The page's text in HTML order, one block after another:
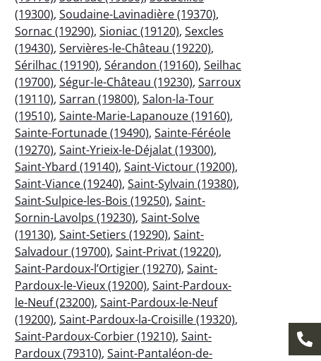
(19300), Soudaine-Lavinadière (19370),
Sornac (19290), Sioniac (19120), Sexcles
(19430), Servières-le-Château (19220),
Sérilhac (19190), Sérandon (19160), Seilhac
(19700), Ségur-le-Château (19230), Sarroux
(19110), Sarran (19800), Salon-la-Tour
(19510), Sainte-Marie-Lapanouze (19160),
Sainte-Fortunade (19490), Sainte-Féréole
(19270), Saint-Yrieix-le-Déjalat (19300),
Saint-Ybard (19140), Saint-Victour (19200),
Saint-Viance (19240), Saint-Sylvain (19380),
Saint-Sulpice-les-Bois (19250), Saint-
Sornin-Lavolps (19230), Saint-Solve
(19130), Saint-Setiers (19290), Saint-
Salvadour (19700), Saint-Privat (19220),
Saint-Pardoux-l’Ortigier (19270), Saint-
Pardoux-le-Vieux (19200), Saint-Pardoux-
le-Neuf (23200), Saint-Pardoux-le-Neuf
(19200), Saint-Pardoux-la-Croisille (19320),
Saint-Pardoux-Corbier (19210), Saint-
Pardoux (79310), Saint-Pantaléon-de-